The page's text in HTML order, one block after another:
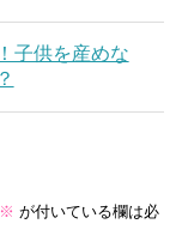
子供を産めな
※ が付いている欄は必